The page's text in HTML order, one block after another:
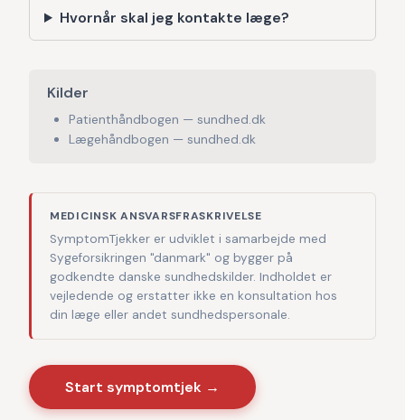
Hvornår skal jeg kontakte læge?
Kilder
Patienthåndbogen — sundhed.dk
Lægehåndbogen — sundhed.dk
MEDICINSK ANSVARSFRASKRIVELSE
SymptomTjekker er udviklet i samarbejde med
Sygeforsikringen "danmark" og bygger på
godkendte danske sundhedskilder. Indholdet er
vejledende og erstatter ikke en konsultation hos
din læge eller andet sundhedspersonale.
Start symptomtjek →